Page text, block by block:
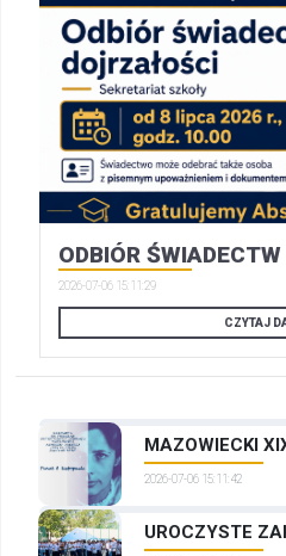
ODBIÓR
2026-07-06 15:11:29
CZYTAJ
MAZOWIECKI
2026-07-06 15:11:42
UROCZYSTE